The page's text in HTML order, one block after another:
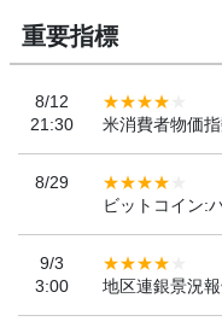
重要指標
8/12
21:30
米消費者物価
8/29
ビットコイン:
9/3
3:00
地区連銀景況